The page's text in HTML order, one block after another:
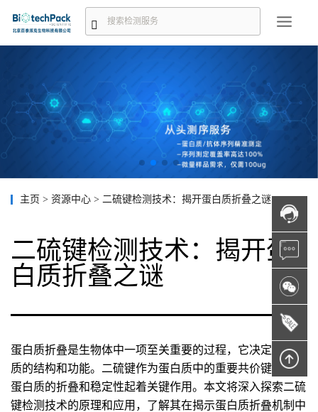
主页 > 资源中心 > 二硫键检测技术：揭开蛋白质折叠之谜
二硫键检测技术：揭开蛋
白质折叠之谜
蛋白质折叠是生物体中一项至关重要的过程，它决定了蛋白
质的结构和功能。二硫键作为蛋白质中的重要共价键，对于
蛋白质的折叠和稳定性起着关键作用。本文将深入探索二硫
键检测技术的原理和应用，了解其在揭示蛋白质折叠机制中